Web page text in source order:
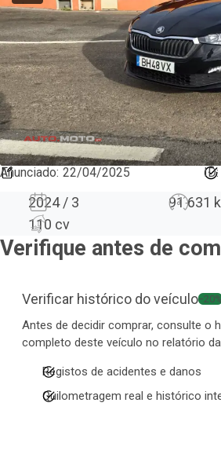
Anunciado: 22/04/2025 ID:
2024 / 3 91 631
110 cv
Verifique antes de
Verificar histórico do veículo
Antes de decidir comprar, consulte o
completo deste veículo no relatório
Registos de acidentes e danos
Quilometragem real e histórico